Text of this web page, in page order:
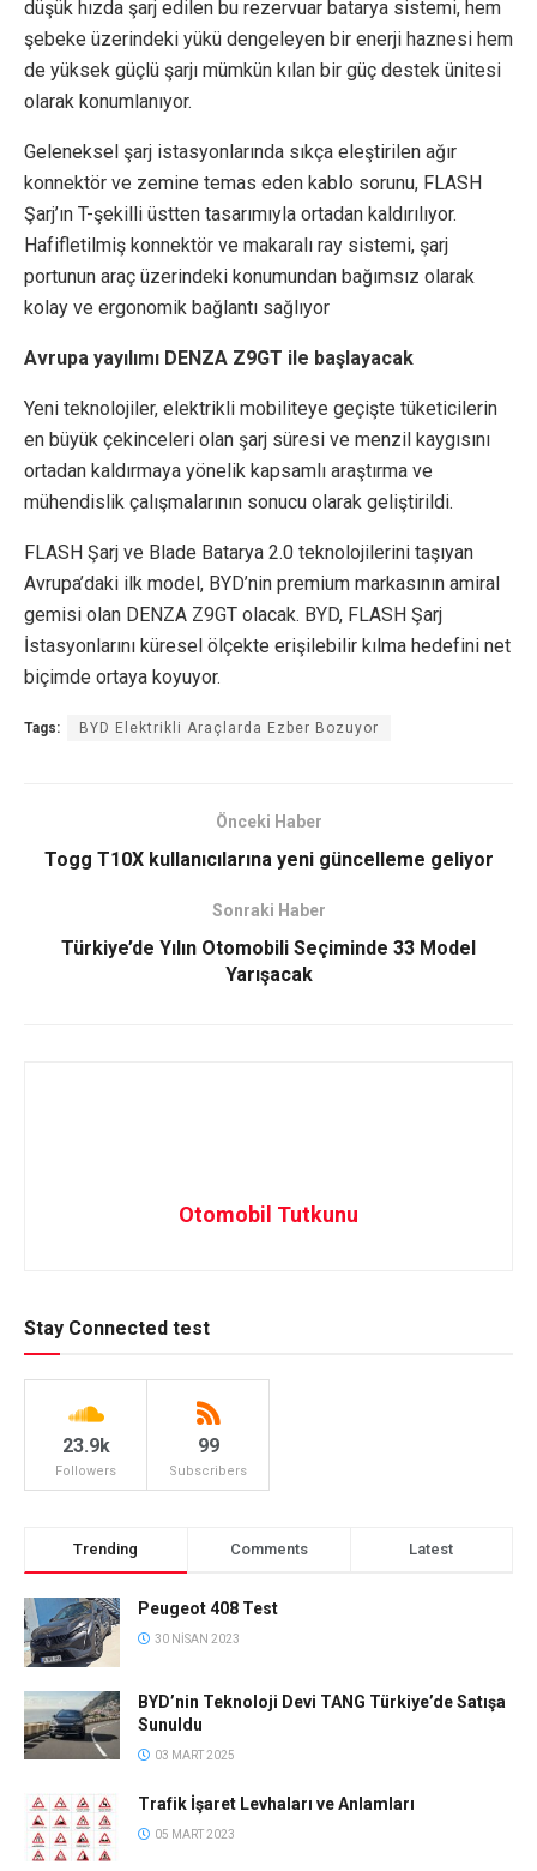
düşük hızda şarj edilen bu rezervuar batarya sistemi, hem
şebeke üzerindeki yükü dengeleyen bir enerji haznesi hem
de yüksek güçlü şarjı mümkün kılan bir güç destek ünitesi
olarak konumlanıyor.
Geleneksel şarj istasyonlarında sıkça eleştirilen ağır
konnektör ve zemine temas eden kablo sorunu, FLASH
Şarj’ın T-şekilli üstten tasarımıyla ortadan kaldırılıyor.
Hafifletilmiş konnektör ve makaralı ray sistemi, şarj
portunun araç üzerindeki konumundan bağımsız olarak
kolay ve ergonomik bağlantı sağlıyor
Avrupa yayılımı DENZA Z9GT ile başlayacak
Yeni teknolojiler, elektrikli mobiliteye geçişte tüketicilerin
en büyük çekinceleri olan şarj süresi ve menzil kaygısını
ortadan kaldırmaya yönelik kapsamlı araştırma ve
mühendislik çalışmalarının sonucu olarak geliştirildi.
FLASH Şarj ve Blade Batarya 2.0 teknolojilerini taşıyan
Avrupa’daki ilk model, BYD’nin premium markasının amiral
gemisi olan DENZA Z9GT olacak. BYD, FLASH Şarj
İstasyonlarını küresel ölçekte erişilebilir kılma hedefini net
biçimde ortaya koyuyor.
Tags: BYD Elektrikli Araçlarda Ezber Bozuyor
Önceki Haber
Togg T10X kullanıcılarına yeni güncelleme geliyor
Sonraki Haber
Türkiye’de Yılın Otomobili Seçiminde 33 Model
Yarışacak
Otomobil Tutkunu
Stay Connected test
23.9k
Followers
99
Subscribers
Trending Comments Latest
Peugeot 408 Test
30 NISAN 2023
BYD’nin Teknoloji Devi TANG Türkiye’de Satışa
Sunuldu
03 MART 2025
Trafik İşaret Levhaları ve Anlamları
05 MART 2023